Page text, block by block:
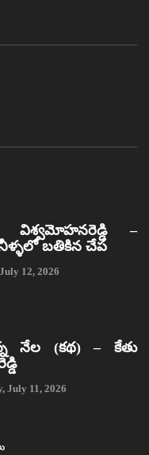
విశ్వమోహనరెడ్డి –
బతికిన చేప
12, 2026
నేల (కథ) – కేతు
July 11, 2026